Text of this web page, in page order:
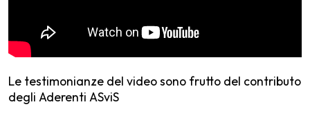
Le testimonianze del video sono frutto del contributo
degli Aderenti ASviS